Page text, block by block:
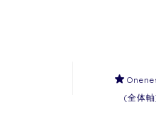
(全体